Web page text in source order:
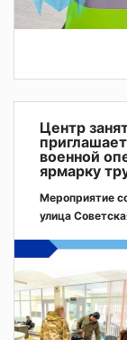
Центр
военной
ярмарку
Мероприятие
улица